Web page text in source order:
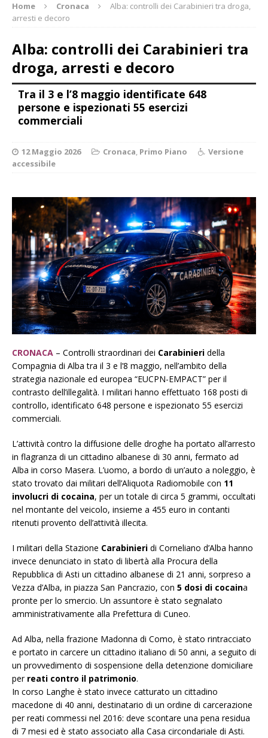
Home Cronaca
Alba: controlli dei Carabinieri tra droga,
arresti e decoro
Alba: controlli dei Carabinieri tra
droga, arresti e decoro
Tra il 3 e l’8 maggio identificate 648
persone e ispezionati 55 esercizi
commerciali
12 Maggio 2026 Cronaca, Primo Piano
Versione
accessibile
CRONACA – Controlli straordinari dei Carabinieri della
Compagnia di Alba tra il 3 e l’8 maggio, nell’ambito della
strategia nazionale ed europea “EUCPN-EMPACT” per il
contrasto dell’illegalità. I militari hanno effettuato 168 posti di
controllo, identificato 648 persone e ispezionato 55 esercizi
commerciali.
L’attività contro la diffusione delle droghe ha portato all’arresto
in flagranza di un cittadino albanese di 30 anni, fermato ad
Alba in corso Masera. L’uomo, a bordo di un’auto a noleggio, è
stato trovato dai militari dell’Aliquota Radiomobile con 11
involucri di cocaina, per un totale di circa 5 grammi, occultati
nel montante del veicolo, insieme a 455 euro in contanti
ritenuti provento dell’attività illecita.
I militari della Stazione Carabinieri di Corneliano d’Alba hanno
invece denunciato in stato di libertà alla Procura della
Repubblica di Asti un cittadino albanese di 21 anni, sorpreso a
Vezza d’Alba, in piazza San Pancrazio, con 5 dosi di cocaina
pronte per lo smercio. Un assuntore è stato segnalato
amministrativamente alla Prefettura di Cuneo.
Ad Alba, nella frazione Madonna di Como, è stato rintracciato
e portato in carcere un cittadino italiano di 50 anni, a seguito di
un provvedimento di sospensione della detenzione domiciliare
per reati contro il patrimonio.
In corso Langhe è stato invece catturato un cittadino
macedone di 40 anni, destinatario di un ordine di carcerazione
per reati commessi nel 2016: deve scontare una pena residua
di 7 mesi ed è stato associato alla Casa circondariale di Asti.